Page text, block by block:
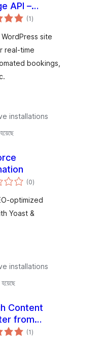
API –
Storage
(1total
ratings
)
site
real-time
bookings,
installations
(0total
ratings
)
optimized
Yoast &
installations
Content
from
(1total
ratings
)